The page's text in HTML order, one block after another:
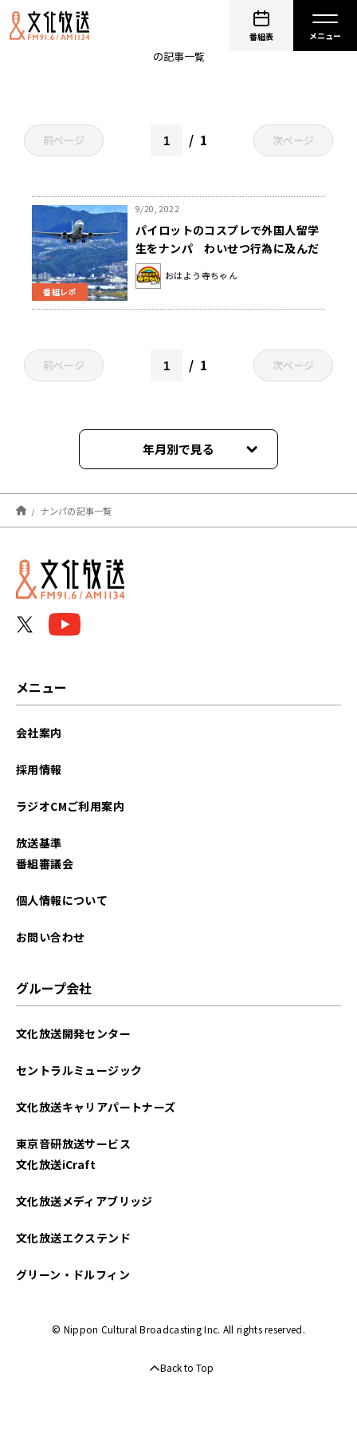
番組表
の記事一覧
前ページ 1 次ページ
番組レポ
9/20, 2022
パイロットのコスプレで外国人留学
生をナンパ わいせつ行為に及んだ
男性を逮捕
おはよう寺ちゃん
前ページ 1 次ページ
年月別で見る
2022年09月
ナンパの記事一覧
メニュー
会社案内
採用情報
ラジオCMご利用案内
放送基準
番組審議会
個人情報について
お問い合わせ
グループ会社
文化放送開発センター
セントラルミュージック
文化放送キャリアパートナーズ
東京音研放送サービス
文化放送iCraft
文化放送メディアブリッジ
文化放送エクステンド
グリーン・ドルフィン
© Nippon Cultural Broadcasting Inc. All rights reserved.
Back to Top